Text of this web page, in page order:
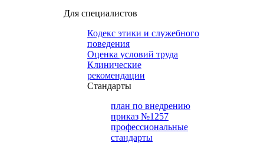
Для специалистов
Кодекс этики и служебного
поведения
Оценка условий труда
Клинические
рекомендации
Cтандарты
план по внедрению
приказ №1257
профессиональные
стандарты